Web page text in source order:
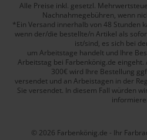
Alle Preise inkl. gesetzl.
Nachnahmegebühren, wenn
*Ein Versand innerhalb von 48 Stunden
wenn der/die bestellte/n Artikel als
ist/sind, es sich bei
um Arbeitstage handelt und Ihre
Arbeitstag bei Farbenkönig.de
300€ wird Ihre Bestellung
versendet und an Arbeistagen in der
Sie versendet. In diesem Fall würden
© 2026 Farbenkönig.de - Ihr